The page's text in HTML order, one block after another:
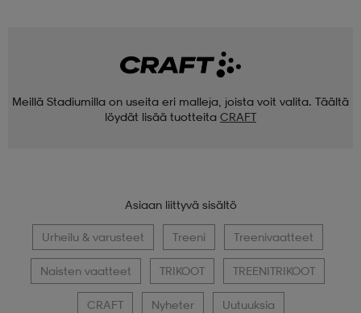
Meillä Stadiumilla on useita eri malleja, joista voit valita. Täältä
löydät lisää tuotteita CRAFT
Asiaan liittyvä sisältö
Urheilu & varusteet Treeni Treenivaatteet
Naisten vaatteet TRIKOOT TREENITRIKOOT
CRAFT Nyheter Uutuuksia